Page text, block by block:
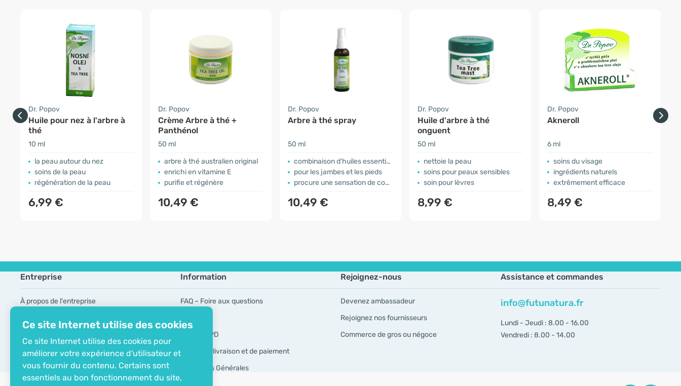
Ce site Internet utilise des cookies
Ce site Internet utilise des cookies pour
améliorer votre expérience d'utilisateur et
vous fournir du contenu. Certains sont
essentiels au bon fonctionnement du site,
Dr. Popov
Huile pour nez à l'arbre à
thé
10 ml
la peau autour du nez
soins de la peau
régénération de la peau
6,99 €
Dr. Popov
Crème Arbre à thé +
Panthénol
50 ml
arbre à thé australien original
enrichi en vitamine E
purifie et régénère
10,49 €
Dr. Popov
Arbre à thé spray
50 ml
combinaison d'huiles essentielles
pour les jambes et les pieds
procure une sensation de confort
10,49 €
Dr. Popov
Huile d'arbre à thé
onguent
50 ml
nettoie la peau
soins pour peaux sensibles
soin pour lèvres
8,99 €
Dr. Popov
Akneroll
6 ml
soins du visage
ingrédients naturels
extrêmement efficace
8,49 €
Entreprise
À propos de l'entreprise
Information
FAQ – Foire aux questions
Outils RGPD
Modes de livraison et de paiement
Conditions Générales
Rejoignez-nous
Devenez ambassadeur
Rejoignez nos fournisseurs
Commerce de gros ou négoce
Assistance et commandes
info@futunatura.fr
Lundi - Jeudi : 8.00 - 16.00
Vendredi : 8.00 - 14.00